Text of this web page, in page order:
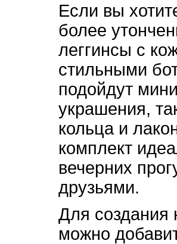
Если вы
более
леггинсы с
стильными
подойдут
украшения,
кольца и
комплект
вечерних
друзьями.
Для создания
можно